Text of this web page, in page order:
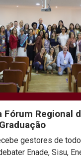
Fórum Regional
gestores de
Enade, Sisu,